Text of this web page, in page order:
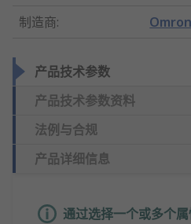
制造商: Omron
产品技术参数
产品技术参数资料
法例与合规
产品详细信息
通过选择一个或多个属